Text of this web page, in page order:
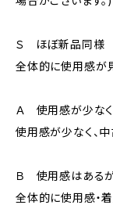
Ｓ ほぼ新品同様
全体的に使用感が
Ａ 使用感が少な
使用感が少なく、
Ｂ 使用感はある
全体的に使用感・